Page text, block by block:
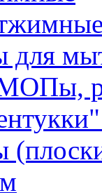
для